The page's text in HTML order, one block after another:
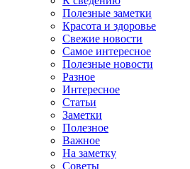
Полезные заметки
Красота и здоровье
Свежие новости
Самое интересное
Полезные новости
Разное
Интересное
Статьи
Заметки
Полезное
Важное
На заметку
Советы